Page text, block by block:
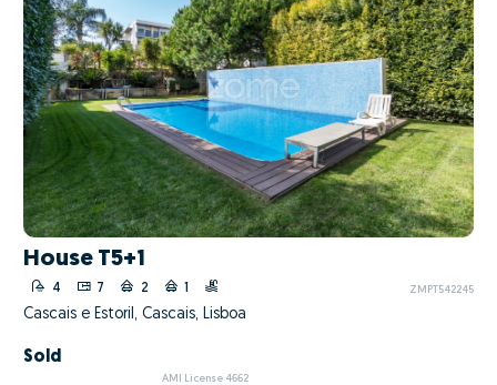
House T5+1
4 7 2 1 ZMPT542245
Cascais e Estoril, Cascais, Lisboa
Sold
AMI License 4662